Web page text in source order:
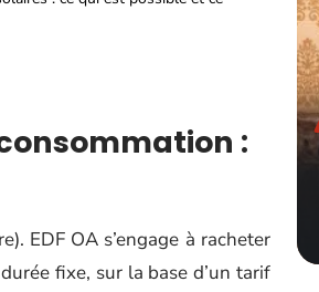
:
EDF OA s’engage à racheter
fixe, sur la base d’un tarif